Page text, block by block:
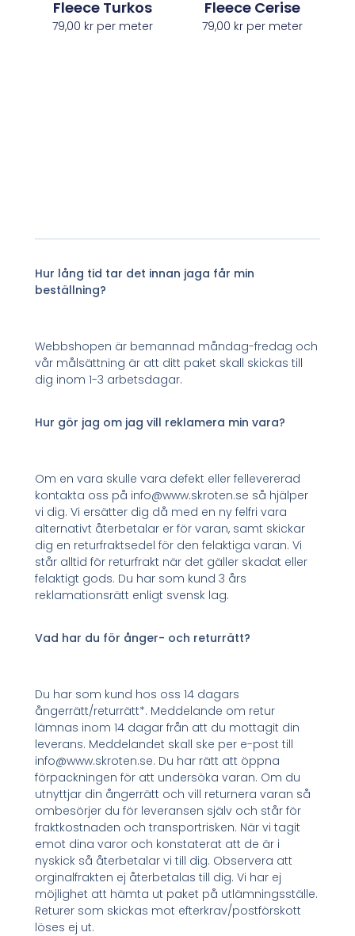
Fleece Turkos
79,00 krper meter
Fleece Cerise
79,00 kr per meter
Hur lång tid tar det innan jaga får min
beställning?
Webbshopen är bemannad måndag-fredag och
vår målsättning är att ditt paket skall skickas till
dig inom 1-3 arbetsdagar.
Hur gör jag om jag vill reklamera min vara?
Om en vara skulle vara defekt eller fellevererad
kontakta oss på info@www.skroten.se så hjälper
vi dig. Vi ersätter dig då med en ny felfri vara
alternativt återbetalar er för varan, samt skickar
dig en returfraktsedel för den felaktiga varan. Vi
står alltid för returfrakt när det gäller skadat eller
felaktigt gods. Du har som kund 3 års
reklamationsrätt enligt svensk lag.
Vad har du för ånger- och returrätt?
Du har som kund hos oss 14 dagars
ångerrätt/returrätt*. Meddelande om retur
lämnas inom 14 dagar från att du mottagit din
leverans. Meddelandet skall ske per e-post till
info@www.skroten.se. Du har rätt att öppna
förpackningen för att undersöka varan. Om du
utnyttjar din ångerrätt och vill returnera varan så
ombesörjer du för leveransen själv och står för
fraktkostnaden och transportrisken. När vi tagit
emot dina varor och konstaterat att de är i
nyskick så återbetalar vi till dig. Observera att
orginalfrakten ej återbetalas till dig. Vi har ej
möjlighet att hämta ut paket på utlämningsställe.
Returer som skickas mot efterkrav/postförskott
löses ej ut.